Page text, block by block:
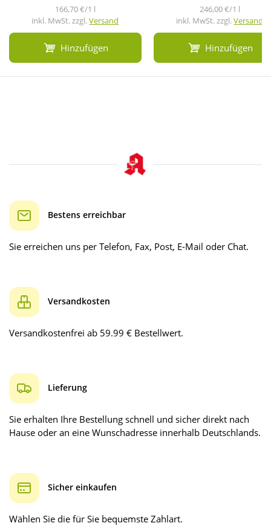
166,70 €/1 l
inkl. MwSt. zzgl.Versand
Hinzufügen
246,00 €/1 l
inkl. MwSt. zzgl.Versand
Hinzufügen
Bestens erreichbar
Sie erreichen uns per Telefon, Fax, Post, E-Mail oder Chat.
Versandkosten
Versandkostenfrei ab 59.99 € Bestellwert.
Lieferung
Sie erhalten Ihre Bestellung schnell und sicher direkt nach
Hause oder an eine Wunschadresse innerhalb Deutschlands.
Sicher einkaufen
Wählen Sie die für Sie bequemste Zahlart.